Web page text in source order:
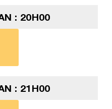
: 20H00
: 21H00